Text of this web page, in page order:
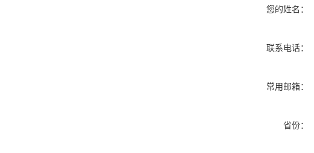
您的姓名：
联系电话：
常用邮箱：
省份：